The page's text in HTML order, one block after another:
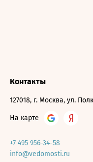
Контакты
127018, г. Москва, ул.
На карте
+7 495 956-34-58
info@vedomosti.ru